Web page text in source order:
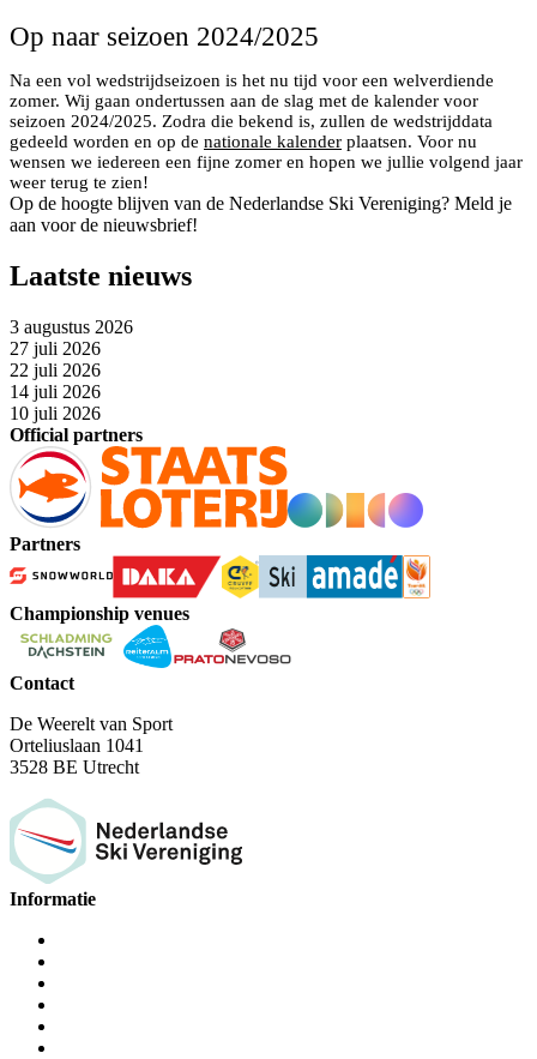
Op naar seizoen 2024/2025
Na een vol wedstrijdseizoen is het nu tijd voor een welverdiende
zomer. Wij gaan ondertussen aan de slag met de kalender voor
seizoen 2024/2025. Zodra die bekend is, zullen de wedstrijddata
gedeeld worden en op de nationale kalender plaatsen. Voor nu
wensen we iedereen een fijne zomer en hopen we jullie volgend jaar
weer terug te zien!
Op de hoogte blijven van de Nederlandse Ski Vereniging? Meld je
aan voor de nieuwsbrief!
Laatste nieuws
3 augustus 2026
27 juli 2026
22 juli 2026
14 juli 2026
10 juli 2026
Official partners
Partners
Championship venues
Contact
De Weerelt van Sport
Orteliuslaan 1041
3528 BE Utrecht
Informatie